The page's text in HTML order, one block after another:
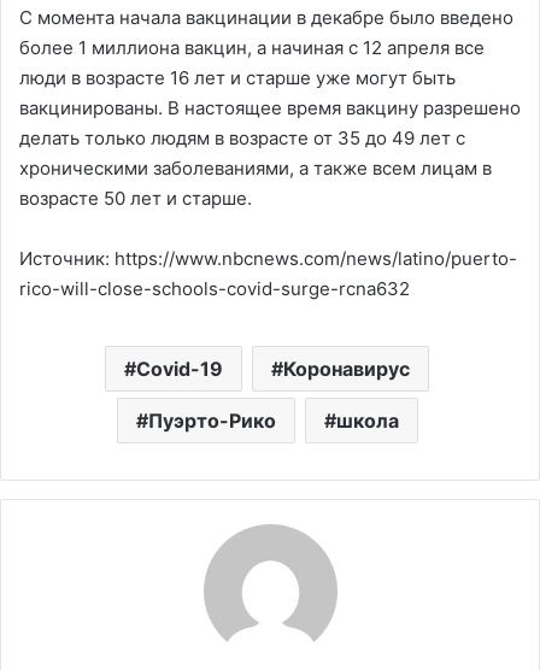
С момента начала вакцинации в декабре было введено
более 1 миллиона вакцин, а начиная с 12 апреля все
люди в возрасте 16 лет и старше уже могут быть
вакцинированы. В настоящее время вакцину разрешено
делать только людям в возрасте от 35 до 49 лет с
хроническими заболеваниями, а также всем лицам в
возрасте 50 лет и старше.
Источник: https://www.nbcnews.com/news/latino/puerto-
rico-will-close-schools-covid-surge-rcna632
Covid-19 Коронавирус
Пуэрто-Рико школа